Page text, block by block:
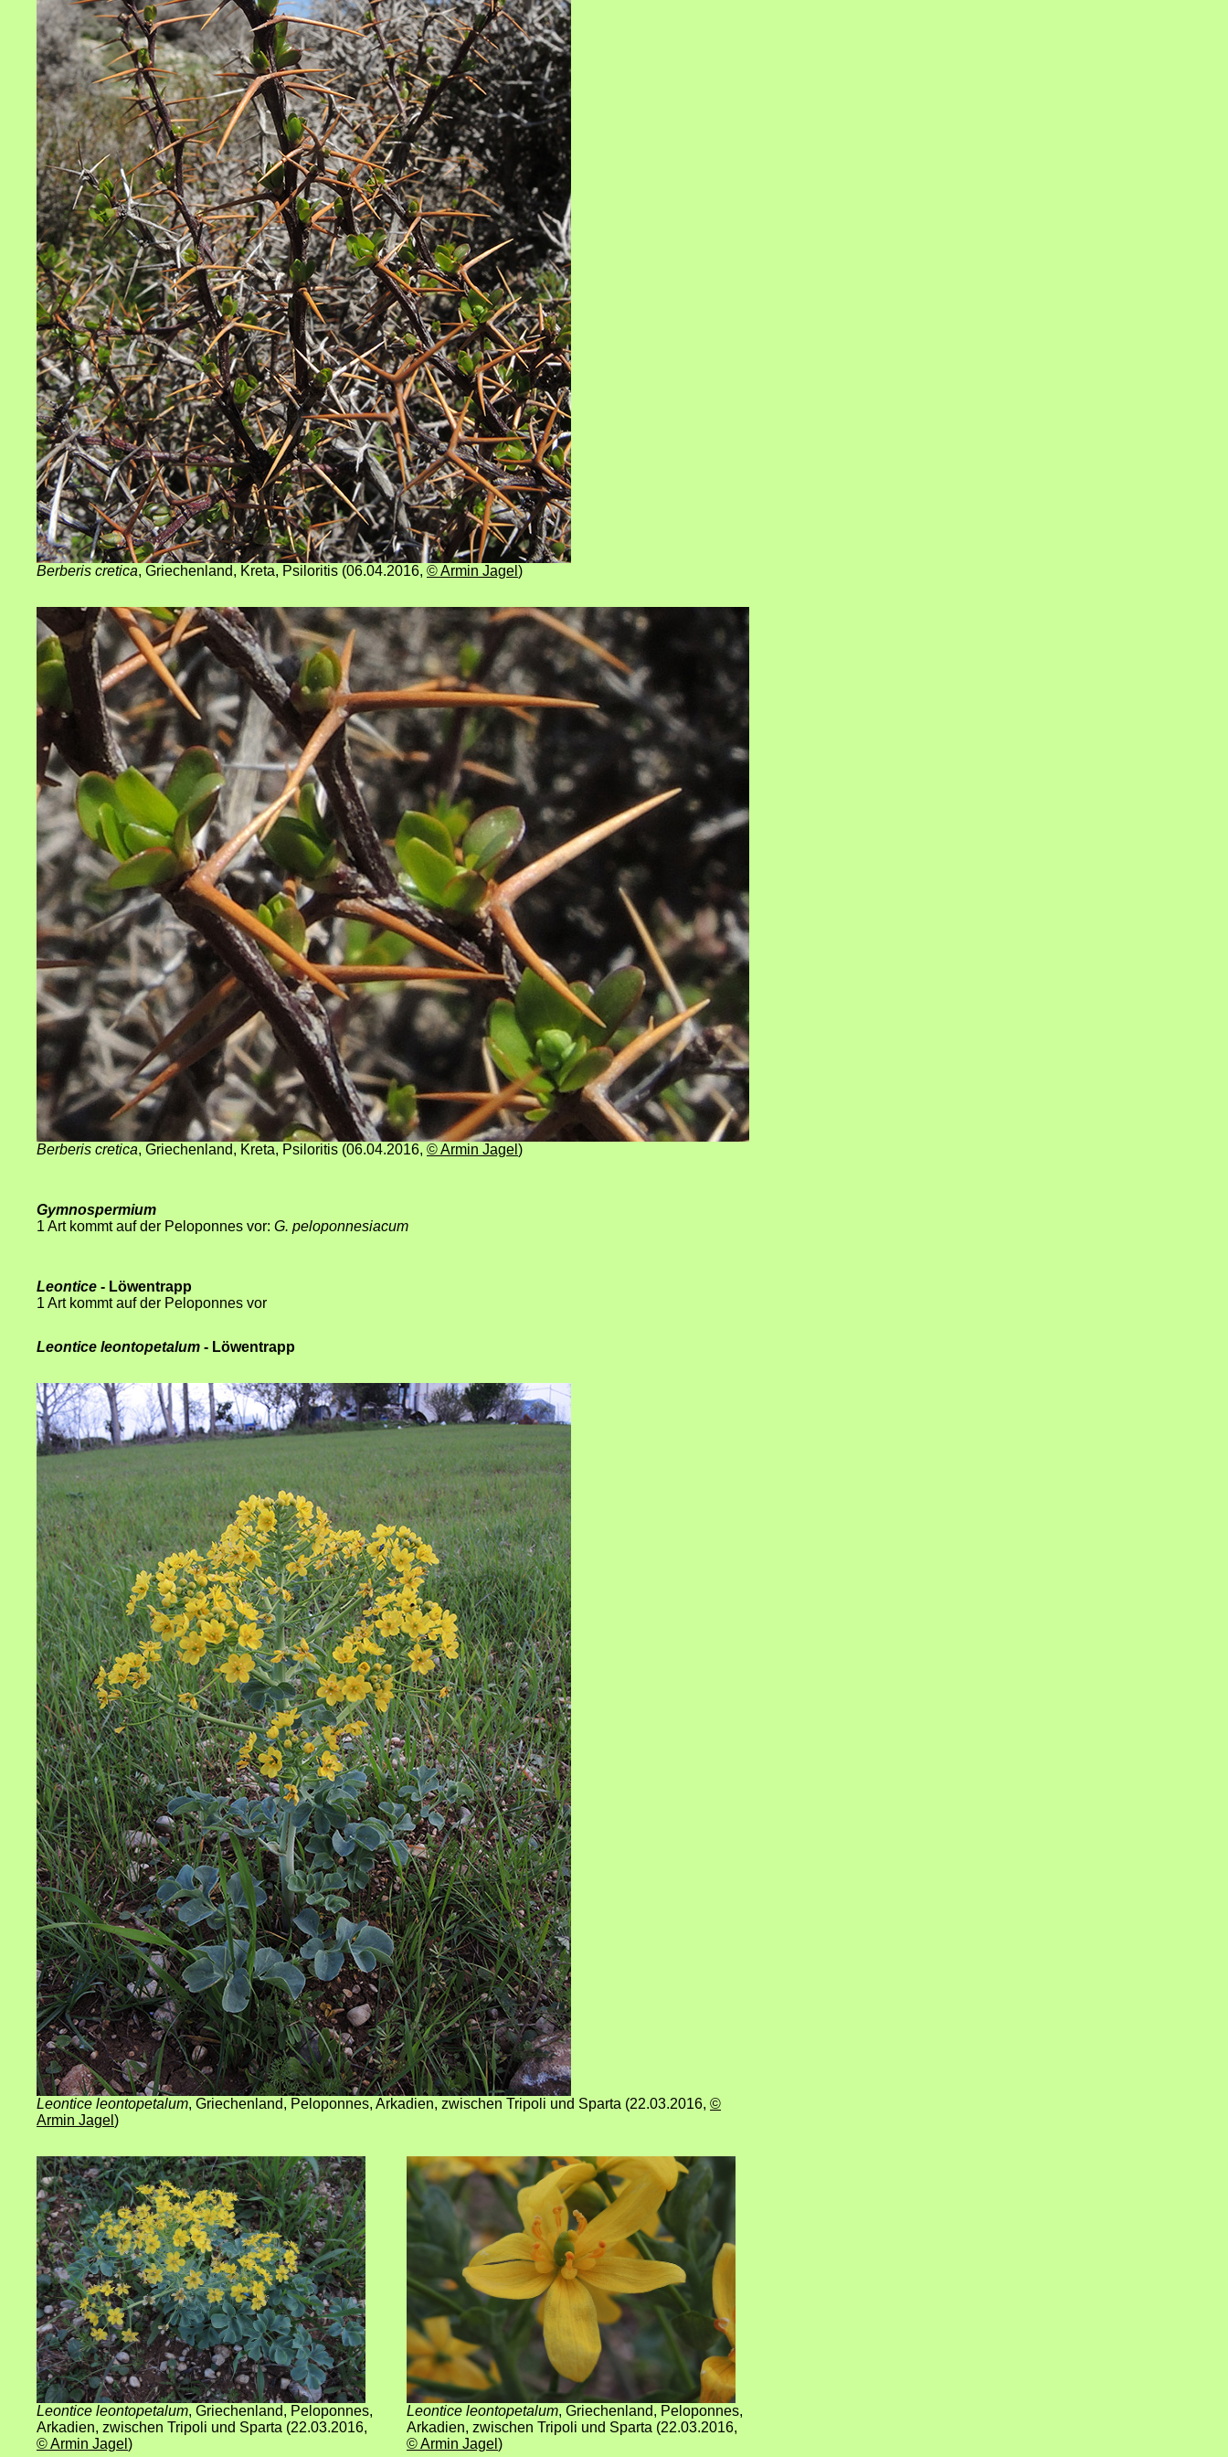
Berberis cretica, Griechenland, Kreta, Psiloritis (06.04.2016, © Armin Jagel )
Berberis cretica, Griechenland, Kreta, Psiloritis (06.04.2016, © Armin Jagel )
Gymnospermium
1 Art kommt auf der Peloponnes vor: G. peloponnesiacum
Leontice - Löwentrapp
1 Art kommt auf der Peloponnes vor
Leontice leontopetalum - Löwentrapp
Leontice leontopetalum, Griechenland, Peloponnes, Arkadien, zwischen Tripoli und Sparta (22.03.2016, ©
Armin Jagel )
Leontice leontopetalum, Griechenland, Peloponnes,
Arkadien, zwischen Tripoli und Sparta (22.03.2016,
© Armin Jagel )
Leontice leontopetalum, Griechenland, Peloponnes,
Arkadien, zwischen Tripoli und Sparta (22.03.2016,
© Armin Jagel )